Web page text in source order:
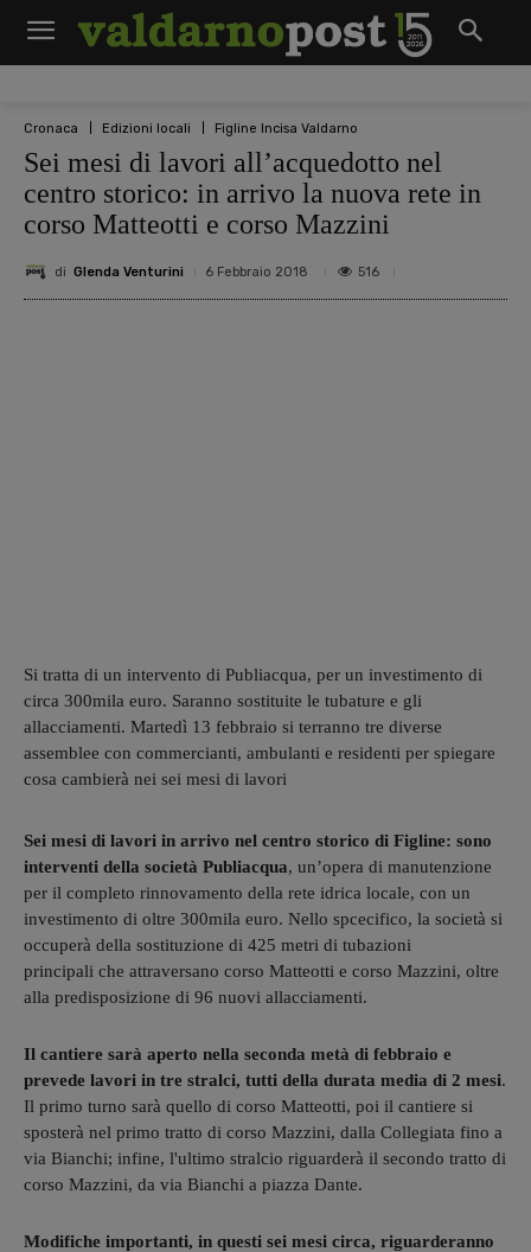
Cronaca Edizioni locali Figline Incisa Valdarno
Sei mesi di lavori all’acquedotto nel
centro storico: in arrivo la nuova rete in
corso Matteotti e corso Mazzini
di Glenda Venturini 6 Febbraio 2018 516
Si tratta di un intervento di Publiacqua, per un investimento di
circa 300mila euro. Saranno sostituite le tubature e gli
allacciamenti. Martedì 13 febbraio si terranno tre diverse
assemblee con commercianti, ambulanti e residenti per spiegare
cosa cambierà nei sei mesi di lavori
Sei mesi di lavori in arrivo nel centro storico di Figline: sono
interventi della società Publiacqua, un’opera di manutenzione
per il completo rinnovamento della rete idrica locale, con un
investimento di oltre 300mila euro. Nello spcecifico, la società si
occuperà della sostituzione di 425 metri di tubazioni
principali che attraversano corso Matteotti e corso Mazzini, oltre
alla predisposizione di 96 nuovi allacciamenti.
Il cantiere sarà aperto nella seconda metà di febbraio e
prevede lavori in tre stralci, tutti della durata media di 2 mesi.
Il primo turno sarà quello di corso Matteotti, poi il cantiere si
sposterà nel primo tratto di corso Mazzini, dalla Collegiata fino a
via Bianchi; infine, l'ultimo stralcio riguarderà il secondo tratto di
corso Mazzini, da via Bianchi a piazza Dante.
Modifiche importanti, in questi sei mesi circa, riguarderanno